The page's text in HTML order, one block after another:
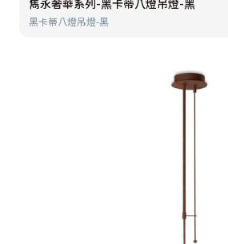
雋永奢華系列-黑卡蒂八燈吊燈-黑
黑卡蒂八燈吊燈-黑